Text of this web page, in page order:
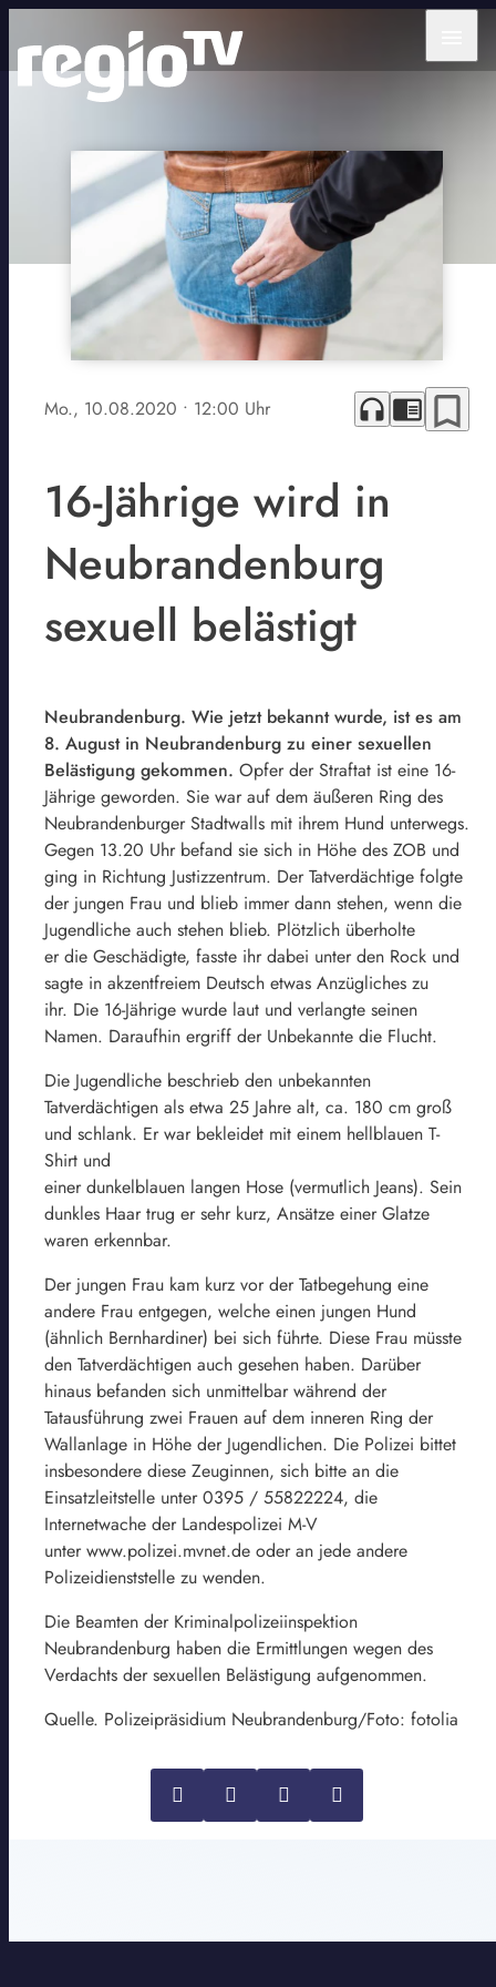
Mo., 10.08.2020 • 12:00 Uhr headphones chrome_reader_mode bookmark_border
16-Jährige wird in
Neubrandenburg
sexuell belästigt
Neubrandenburg. Wie jetzt bekannt wurde, ist es am
8. August in Neubrandenburg zu einer sexuellen
Belästigung gekommen. Opfer der Straftat ist eine 16-
Jährige geworden. Sie war auf dem äußeren Ring des
Neubrandenburger Stadtwalls mit ihrem Hund unterwegs.
Gegen 13.20 Uhr befand sie sich in Höhe des ZOB und
ging in Richtung Justizzentrum. Der Tatverdächtige folgte
der jungen Frau und blieb immer dann stehen, wenn die
Jugendliche auch stehen blieb. Plötzlich überholte
er die Geschädigte, fasste ihr dabei unter den Rock und
sagte in akzentfreiem Deutsch etwas Anzügliches zu
ihr. Die 16-Jährige wurde laut und verlangte seinen
Namen. Daraufhin ergriff der Unbekannte die Flucht.
Die Jugendliche beschrieb den unbekannten
Tatverdächtigen als etwa 25 Jahre alt, ca. 180 cm groß
und schlank. Er war bekleidet mit einem hellblauen T-
Shirt und
einer dunkelblauen langen Hose (vermutlich Jeans). Sein
dunkles Haar trug er sehr kurz, Ansätze einer Glatze
waren erkennbar.
Der jungen Frau kam kurz vor der Tatbegehung eine
andere Frau entgegen, welche einen jungen Hund
(ähnlich Bernhardiner) bei sich führte. Diese Frau müsste
den Tatverdächtigen auch gesehen haben. Darüber
hinaus befanden sich unmittelbar während der
Tatausführung zwei Frauen auf dem inneren Ring der
Wallanlage in Höhe der Jugendlichen. Die Polizei bittet
insbesondere diese Zeuginnen, sich bitte an die
Einsatzleitstelle unter 0395 / 55822224, die
Internetwache der Landespolizei M-V
unter www.polizei.mvnet.de oder an jede andere
Polizeidienststelle zu wenden.
Die Beamten der Kriminalpolizeiinspektion
Neubrandenburg haben die Ermittlungen wegen des
Verdachts der sexuellen Belästigung aufgenommen.
Quelle. Polizeipräsidium Neubrandenburg/Foto: fotolia